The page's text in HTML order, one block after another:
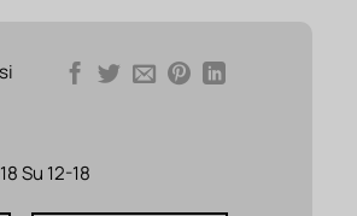
Su 12-18